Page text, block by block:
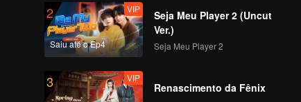
7.陕西渭南 豆腐泡_07
2
Saiu até o Ep4
VIP
Seja Meu Player 2 (Uncut
Ver.)
Seja Meu Player 2
3 VIP
Renascimento da Fênix